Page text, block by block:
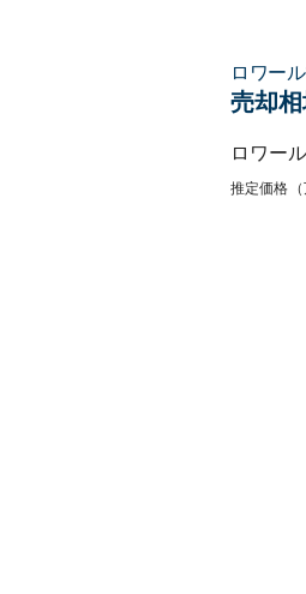
ロワー
売却
ロワー
推定価格（